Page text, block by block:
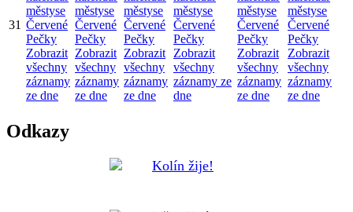
31
městyse
Červené
Pečky
Zobrazit
všechny
záznamy
ze dne
městyse
Červené
Pečky
Zobrazit
všechny
záznamy
ze dne
městyse
Červené
Pečky
Zobrazit
všechny
záznamy
ze dne
městyse
Červené
Pečky
Zobrazit
všechny
záznamy ze
dne
městyse
Červené
Pečky
Zobrazit
všechny
záznamy
ze dne
městyse
Červené
Pečky
Zobrazit
všechny
záznamy
ze dne
Odkazy